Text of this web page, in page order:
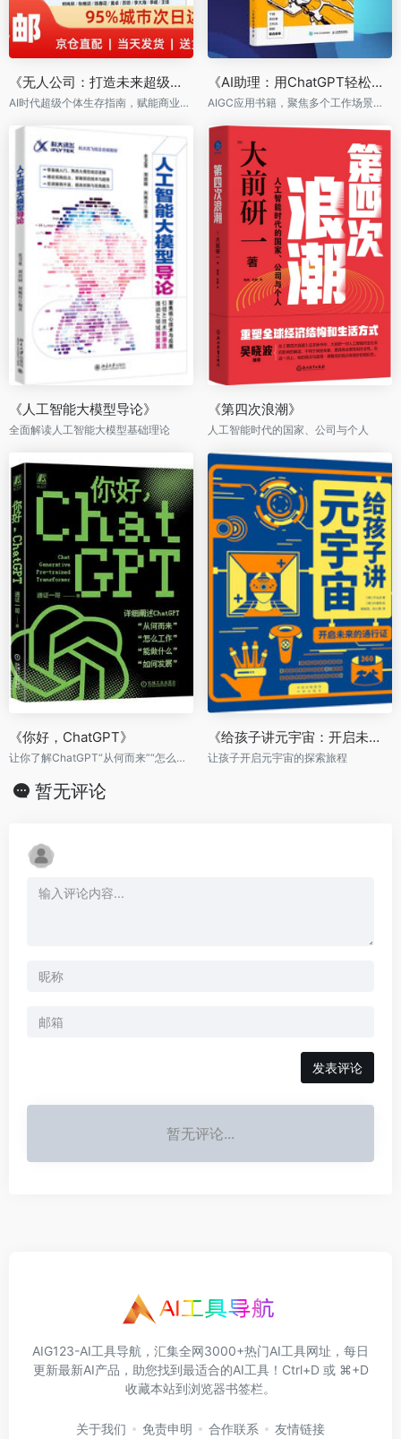
《无人公司：打造未来超级商业体》
AI时代超级个体生存指南，赋能商业变现，突破转型瓶颈，实现规模增长
《AI助理：用ChatGPT轻松搞定工作》
AIGC应用书籍，聚焦多个工作场景，掌握AI工具实际用处，提高个人能力。
《人工智能大模型导论》
全面解读人工智能大模型基础理论
《第四次浪潮》
人工智能时代的国家、公司与个人
《你好，ChatGPT》
让你了解ChatGPT“从何而来”“怎么工作”“能做什么”“如何发展”
《给孩子讲元宇宙：开启未来的通行证》
让孩子开启元宇宙的探索旅程
暂无评论
发表评论
暂无评论...
AIG123-AI工具导航，汇集全网3000+热门AI工具网址，每日
更新最新AI产品，助您找到最适合的AI工具！Ctrl+D 或 ⌘+D
收藏本站到浏览器书签栏。
关于我们 免责申明 合作联系 友情链接